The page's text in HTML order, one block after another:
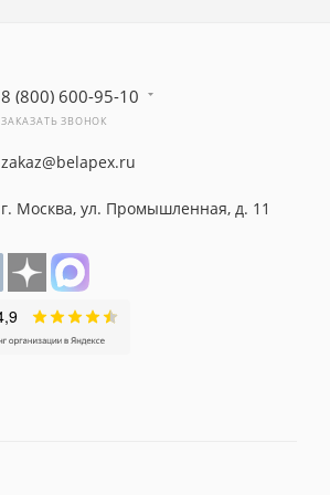
8 (800) 600-95-10
ЗАКАЗАТЬ ЗВОНОК
zakaz@belapex.ru
г. Москва, ул. Промышленная, д. 11